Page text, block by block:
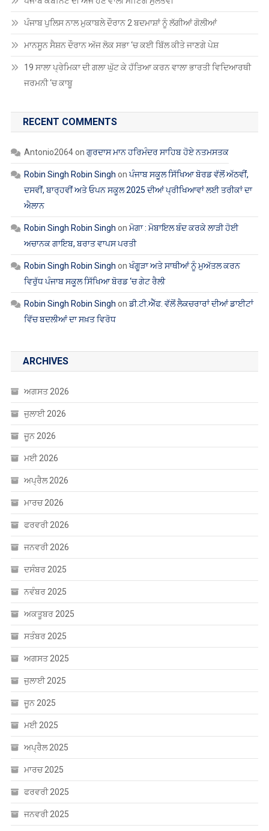
ਪੰਜਾਬ ਪੁਲਿਸ ਨਾਲ ਮੁਕਾਬਲੇ ਦੌਰਾਨ 2 ਬਦਮਾਸ਼ਾਂ ਨੂੰ ਲੱਗੀਆਂ ਗੋਲੀਆਂ
ਮਾਨਸੂਨ ਸੈਸ਼ਨ ਦੌਰਾਨ ਅੱਜ ਲੋਕ ਸਭਾ ‘ਚ ਕਈ ਬਿੱਲ ਕੀਤੇ ਜਾਣਗੇ ਪੇਸ਼
19 ਸਾਲਾ ਪ੍ਰੇਮਿਕਾ ਦੀ ਗਲਾ ਘੁੱਟ ਕੇ ਹੱਤਿਆ ਕਰਨ ਵਾਲਾ ਭਾਰਤੀ ਵਿਦਿਆਰਥੀ
ਜਰਮਨੀ ‘ਚ ਕਾਬੂ
RECENT COMMENTS
Antonio2064on ਗੁਰਦਾਸ ਮਾਨ ਹਰਿਮੰਦਰ ਸਾਹਿਬ ਹੋਏ ਨਤਮਸਤਕ
Robin Singh Robin Singh onਪੰਜਾਬ ਸਕੂਲ ਸਿੱਖਿਆ ਬੋਰਡ ਵੱਲੋਂ ਅੱਠਵੀਂ,
ਦਸਵੀਂ, ਬਾਰ੍ਹਵੀਂ ਅਤੇ ਓਪਨ ਸਕੂਲ 2025 ਦੀਆਂ ਪ੍ਰੀਖਿਆਵਾਂ ਲਈ ਤਰੀਕਾਂ ਦਾ
ਐਲਾਨ
Robin Singh Robin Singh on ਮੋਗਾ : ਮੋਬਾਇਲ ਬੰਦ ਕਰਕੇ ਲਾੜੀ ਹੋਈ
ਅਚਾਨਕ ਗਾਇਬ, ਬਰਾਤ ਵਾਪਸ ਪਰਤੀ
Robin Singh Robin Singh onਖੰਗੂੜਾ ਅਤੇ ਸਾਥੀਆਂ ਨੂੰ ਮੁਅੱਤਲ ਕਰਨ
ਵਿਰੁੱਧ ਪੰਜਾਬ ਸਕੂਲ ਸਿੱਖਿਆ ਬੋਰਡ ‘ਚ ਗੇਟ ਰੈਲੀ
Robin Singh Robin Singh onਡੀ.ਟੀ.ਐੱਫ. ਵੱਲੋਂ ਲੈਕਚਰਾਰਾਂ ਦੀਆਂ ਡਾਈਟਾਂ
ਵਿੱਚ ਬਦਲੀਆਂ ਦਾ ਸਖ਼ਤ ਵਿਰੋਧ
ARCHIVES
ਅਗਸਤ 2026
ਜੁਲਾਈ 2026
ਜੂਨ 2026
ਮਈ 2026
ਅਪ੍ਰੈਲ 2026
ਮਾਰਚ 2026
ਫਰਵਰੀ 2026
ਜਨਵਰੀ 2026
ਦਸੰਬਰ 2025
ਨਵੰਬਰ 2025
ਅਕਤੂਬਰ 2025
ਸਤੰਬਰ 2025
ਅਗਸਤ 2025
ਜੁਲਾਈ 2025
ਜੂਨ 2025
ਮਈ 2025
ਅਪ੍ਰੈਲ 2025
ਮਾਰਚ 2025
ਫਰਵਰੀ 2025
ਜਨਵਰੀ 2025